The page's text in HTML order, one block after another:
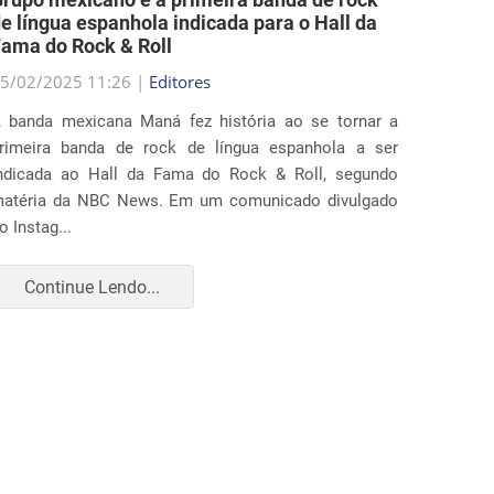
02/2025 11:26 |Editores
banda de rock de língua espanhola a ser
ao Hall da Fama do Rock & Roll, segundo
da NBC News. Em um comunicado divulgado
Instag...
Continue Lendo...